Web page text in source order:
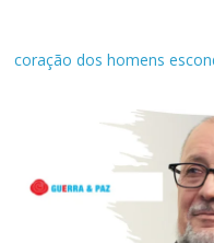
coração dos homens